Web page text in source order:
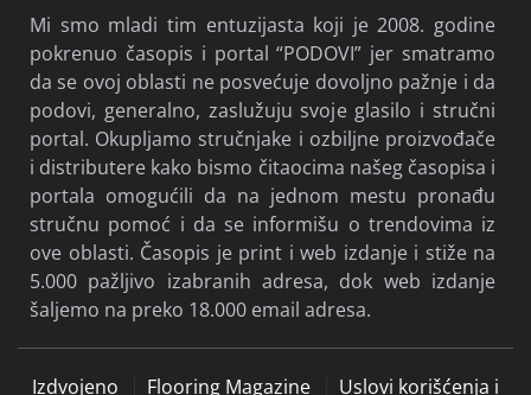
Mi smo mladi tim entuzijasta koji je 2008. godine
pokrenuo časopis i portal “PODOVI” jer smatramo
da se ovoj oblasti ne posvećuje dovoljno pažnje i da
podovi, generalno, zaslužuju svoje glasilo i stručni
portal. Okupljamo stručnjake i ozbiljne proizvođače
i distributere kako bismo čitaocima našeg časopisa i
portala omogućili da na jednom mestu pronađu
stručnu pomoć i da se informišu o trendovima iz
ove oblasti. Časopis je print i web izdanje i stiže na
5.000 pažljivo izabranih adresa, dok web izdanje
šaljemo na preko 18.000 email adresa.
Izdvojeno Flooring Magazine
Uslovi korišćenja i